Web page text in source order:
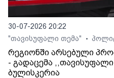
30-07-2026 20:22
"თავისუფალი თემა"
•
რეგიონში არსებული
- გადაცემა
ბულისკერია